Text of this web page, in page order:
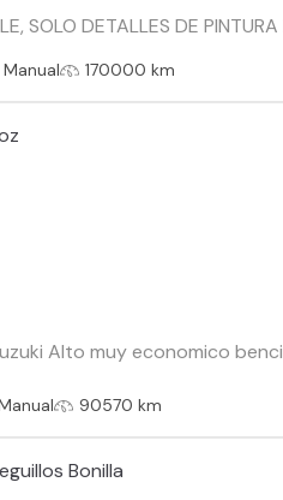
SOLO DETALLES DE
Manual 170000 km
Alto muy economico
90570 km
Bonilla